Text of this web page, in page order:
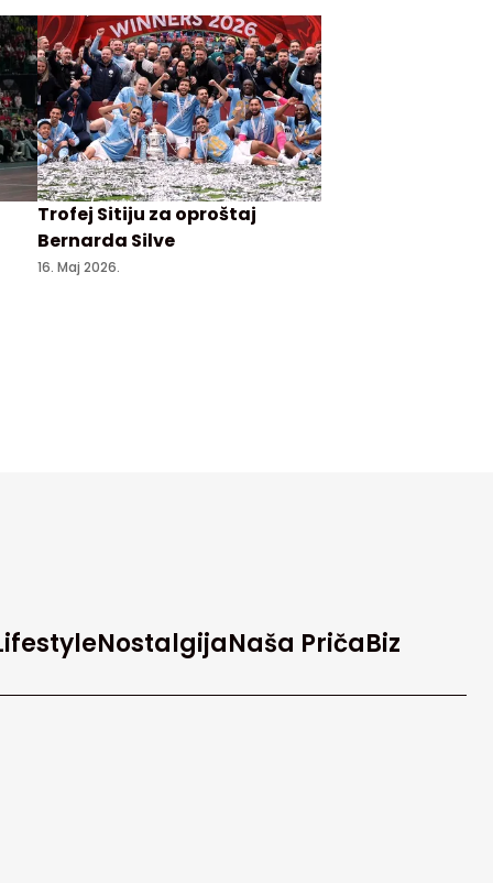
Trofej Sitiju za oproštaj
Bernarda Silve
16. Maj 2026.
NostalgijaNaša PričaBiz